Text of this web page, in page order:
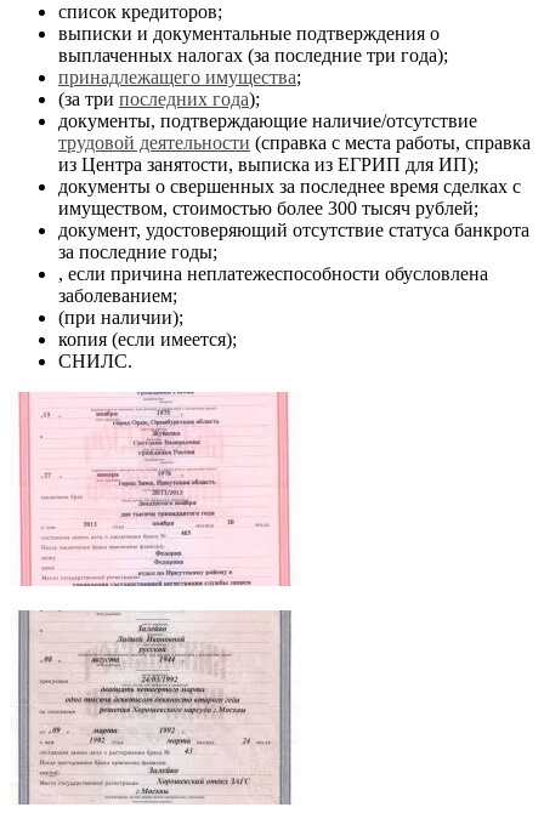
список кредиторов;
выписки и документальные подтверждения о
выплаченных налогах (за последние три года);
принадлежащего имущества;
(за три последних года);
документы, подтверждающие наличие/отсутствие
трудовой деятельности (справка с места работы, справка
из Центра занятости, выписка из ЕГРИП для ИП);
документы о свершенных за последнее время сделках с
имуществом, стоимостью более 300 тысяч рублей;
документ, удостоверяющий отсутствие статуса банкрота
за последние годы;
, если причина неплатежеспособности обусловлена
заболеванием;
(при наличии);
копия (если имеется);
СНИЛС.